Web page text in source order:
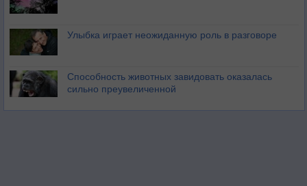
Улыбка играет неожиданную роль в разговоре
Способность животных завидовать оказалась
сильно преувеличенной